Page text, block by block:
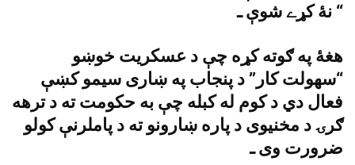
نۀ کړے شوې ـ “
هغۀ په ګوته کړه چې د عسکريت خوښو
“سهولت کار” د پنجاب په ښارى سيمو کښې
فعال دي د کوم له کبله چې به حکومت ته د ترهه
ګرۍ د مخنيوى د پاره ښارونو ته د پاملرنې کولو
ضرورت وى ـ